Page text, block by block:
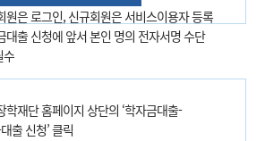
원은 로그인, 신규회원은 서비스이용자 등록
대출 신청에 앞서 본인 명의 전자서명 수단
수
학재단 홈페이지 상단의 ‘학자금대출-
출 신청’ 클릭